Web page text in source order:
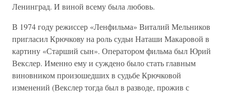
Ленинград. И виной всему была любовь.
В 1974 году режиссер «Ленфильма» Виталий Мельников
пригласил Крючкову на роль судьи Наташи Макаровой в
картину «Старший сын». Оператором фильма был Юрий
Векслер. Именно ему и суждено было стать главным
виновником произошедших в судьбе Крючковой
изменений (Векслер тогда был в разводе, прожив с